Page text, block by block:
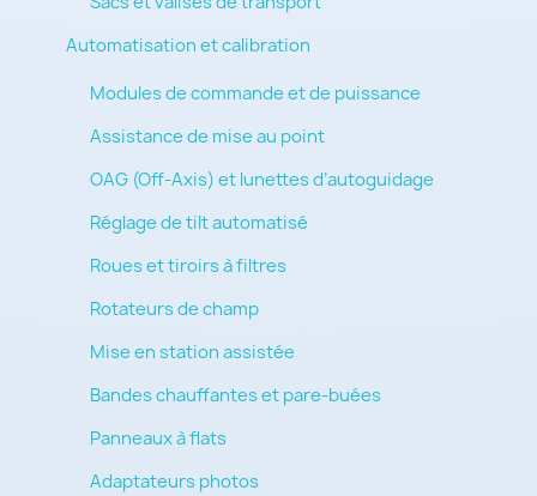
Automatisation et calibration
Modules de commande et de puissance
Assistance de mise au point
OAG (Off-Axis) et lunettes d’autoguidage
Réglage de tilt automatisé
Roues et tiroirs à filtres
Rotateurs de champ
Mise en station assistée
Bandes chauffantes et pare-buées
Panneaux à flats
Adaptateurs photos